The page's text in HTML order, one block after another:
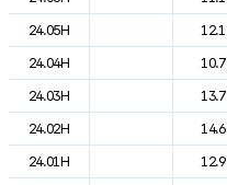
24.05H
12.1
24.04H
10.7
24.03H
13.7
24.02H
14.6
24.01H
12.9